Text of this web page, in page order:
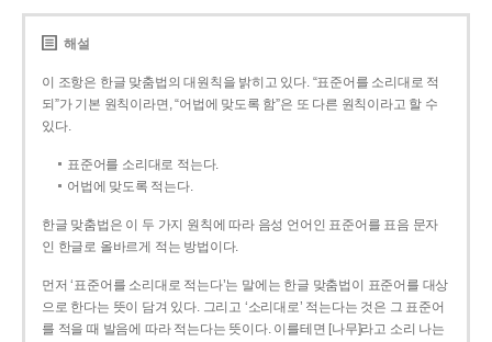
해설
이 조항은 한글 맞춤법의 대원칙을 밝히고 있다. “표준어를 소리대로 적
되”가 기본 원칙이라면, “어법에 맞도록 함”은 또 다른 원칙이라고 할 수
있다.
표준어를 소리대로 적는다.
어법에 맞도록 적는다.
한글 맞춤법은 이 두 가지 원칙에 따라 음성 언어인 표준어를 표음 문자
인 한글로 올바르게 적는 방법이다.
먼저 ‘표준어를 소리대로 적는다’는 말에는 한글 맞춤법이 표준어를 대상
으로 한다는 뜻이 담겨 있다. 그리고 ‘소리대로’ 적는다는 것은 그 표준어
를 적을 때 발음에 따라 적는다는 뜻이다. 이를테면 [나무]라고 소리 나는